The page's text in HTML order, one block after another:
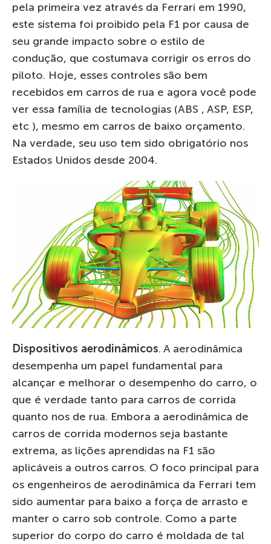
pela primeira vez através da Ferrari em 1990,
este sistema foi proibido pela F1 por causa de
seu grande impacto sobre o estilo de
condução, que costumava corrigir os erros do
piloto. Hoje, esses controles são bem
recebidos em carros de rua e agora você pode
ver essa família de tecnologias (ABS , ASP, ESP,
etc ), mesmo em carros de baixo orçamento.
Na verdade, seu uso tem sido obrigatório nos
Estados Unidos desde 2004.
Dispositivos aerodinâmicos. A aerodinâmica
desempenha um papel fundamental para
alcançar e melhorar o desempenho do carro, o
que é verdade tanto para carros de corrida
quanto nos de rua. Embora a aerodinâmica de
carros de corrida modernos seja bastante
extrema, as lições aprendidas na F1 são
aplicáveis ​​a outros carros. O foco principal para
os engenheiros de aerodinâmica da Ferrari tem
sido aumentar para baixo a força de arrasto e
manter o carro sob controle. Como a parte
superior do corpo do carro é moldada de tal